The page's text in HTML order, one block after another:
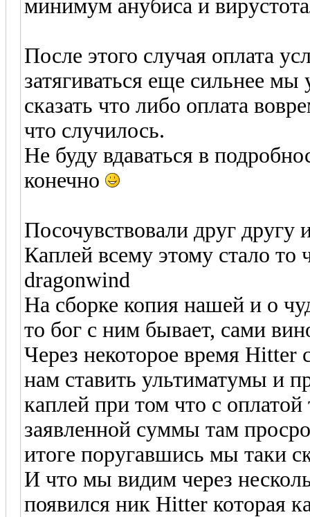
минимум анубиса и
После этого случая оплата
затягиваться еще сильнее
сказать что либо оплата
что случилось.
Не буду вдаваться в
конечно
Посочувствовали друг другу
Каплей всему этому стало то
dragonwind
На сборке копия нашей и о
то бог с ним бывает, сами
Через некоторое время Hitter
нам ставить ультиматумы и
каплей при том что с
заявленной суммы там
итоге поругавшись мы таки
И что мы видим через
появился ник Hitter которая